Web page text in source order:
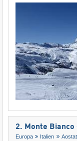
2. Monte
Europa Italien